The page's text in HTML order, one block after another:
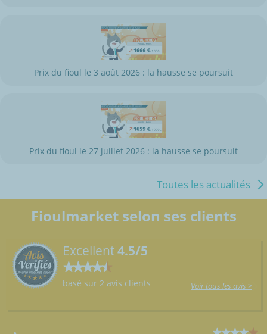
Prix du fioul le 3 août 2026 : la hausse se poursuit
Prix du fioul le 27 juillet 2026 : la hausse se poursuit
Toutes les actualités
Fioulmarket selon ses clients
Excellent4.5/5
basé sur 2 avis clients Voir tous les avis >